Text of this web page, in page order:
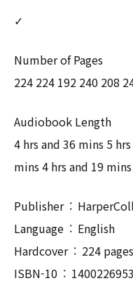
✓
Number of Pages
224 224 192 240 208
Audiobook Length
4 hrs and 36 mins 5
mins 4 hrs and 19
Publisher ‏ :
Language ‏ : ‎ English
Hardcover ‏ : ‎ 224 pages
ISBN-10 ‏ : ‎ 1400226953